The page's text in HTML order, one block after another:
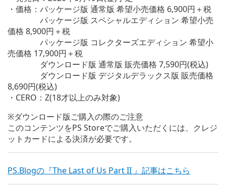
・価格：パッケージ版 通常版 希望小売価格 6,900円＋税
パッケージ版 スペシャルエディション 希望小売
価格 8,900円＋税
パッケージ版 コレクターズエディション 希望小
売価格 17,900円＋税
ダウンロード版 通常版 販売価格 7,590円(税込)
ダウンロード版 デジタルデラックス版 販売価格
8,690円(税込)
・CERO：Z(18才以上のみ対象)
※ダウンロード版ご購入の際のご注意
このコンテンツをPS Storeでご購入いただくには、クレジ
ットカードによる決済が必要です。
PS.Blogの『The Last of Us Part II 』記事はこちら